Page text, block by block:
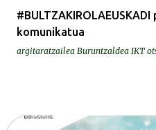
komunikatua
argitaratzailea Buruntzaldea IKT